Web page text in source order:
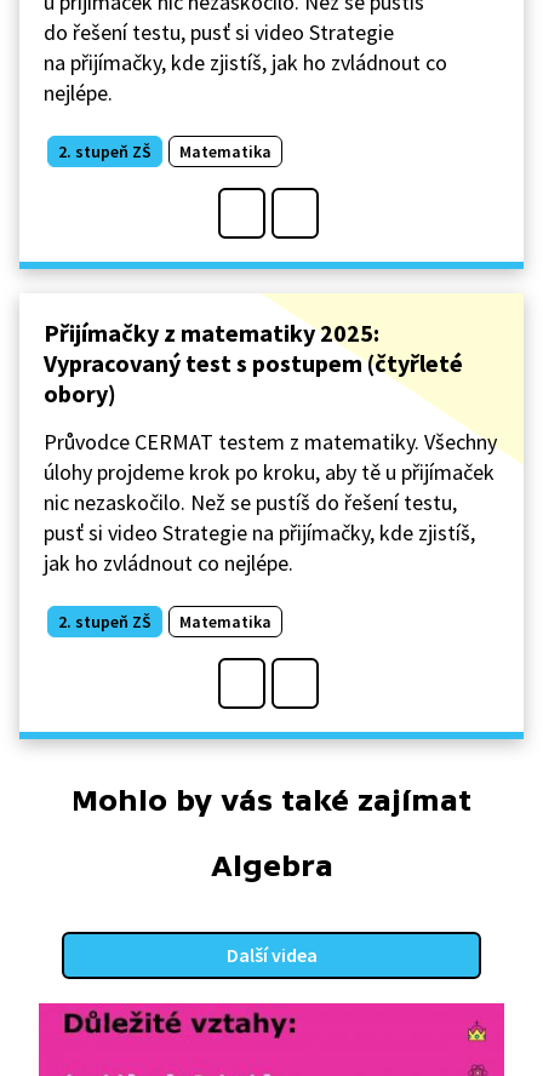
do řešení testu, pusť si video Strategie
na přijímačky, kde zjistíš, jak ho zvládnout co
nejlépe.
2. stupeň ZŠ Matematika
Přijímačky z matematiky 2025:
Vypracovaný test s postupem (čtyřleté
obory)
Průvodce CERMAT testem z matematiky. Všechny
úlohy projdeme krok po kroku, aby tě u přijímaček
nic nezaskočilo. Než se pustíš do řešení testu,
pusť si video Strategie na přijímačky, kde zjistíš,
jak ho zvládnout co nejlépe.
2. stupeň ZŠ Matematika
Mohlo by vás také zajímat
Algebra
Další videa